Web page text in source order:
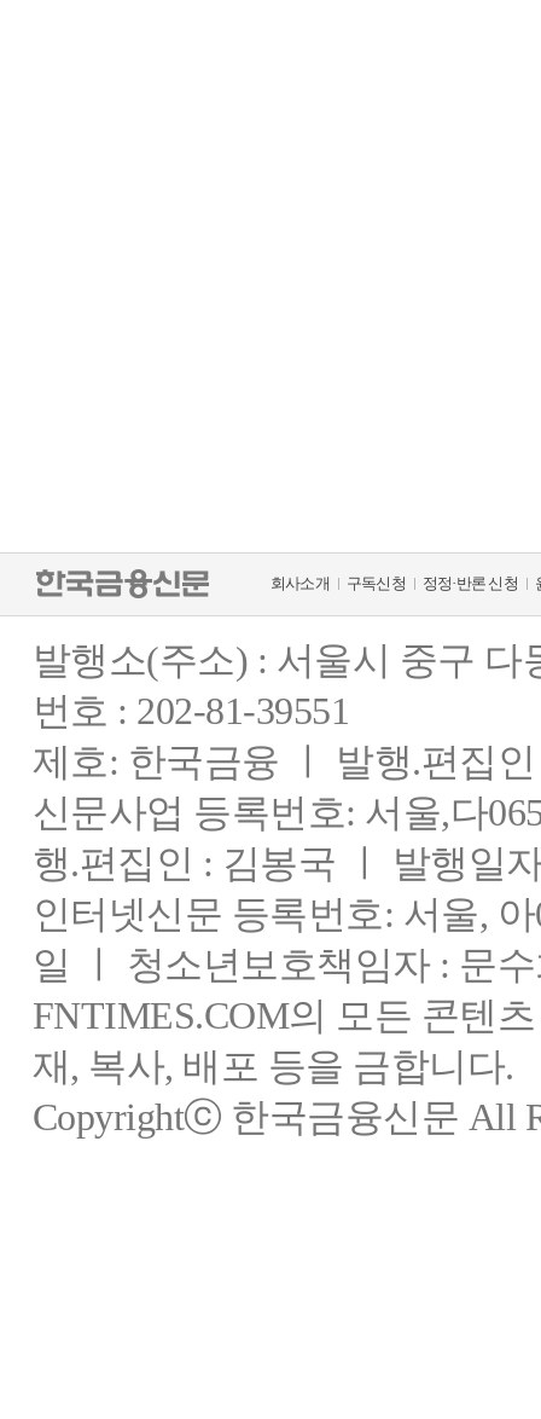
회사소개 구독신청 정정·반론 신청
발행소(주소) : 서울시 중구
번호 : 202-81-39551
제호: 한국금융 ㅣ 발행.편집
신문사업 등록번호: 서울,다
행.편집인 : 김봉국 ㅣ 발행일
인터넷신문 등록번호: 서울,
일 ㅣ 청소년보호책임자 : 문
FNTIMES.COM의 모든 콘텐
재, 복사, 배포 등을 금합니다.
Copyrightⓒ 한국금융신문 All